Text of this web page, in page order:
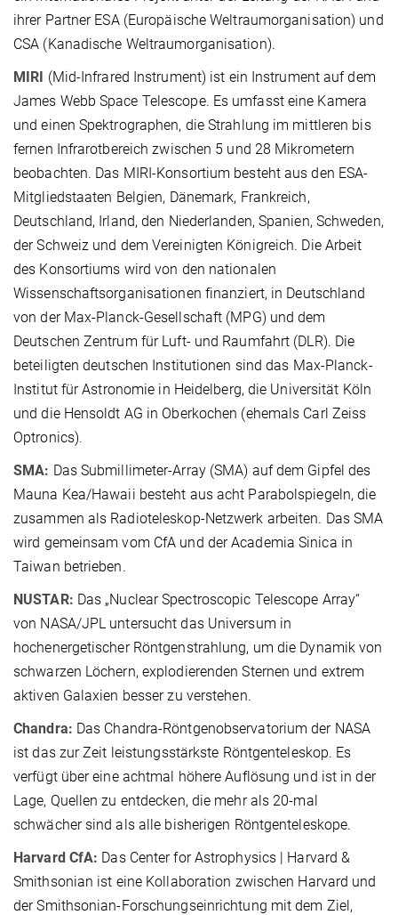
ihrer Partner ESA (Europäische Weltraumorganisation) und
CSA (Kanadische Weltraumorganisation).
MIRI (Mid-Infrared Instrument) ist ein Instrument auf dem
James Webb Space Telescope. Es umfasst eine Kamera
und einen Spektrographen, die Strahlung im mittleren bis
fernen Infrarotbereich zwischen 5 und 28 Mikrometern
beobachten. Das MIRI-Konsortium besteht aus den ESA-
Mitgliedstaaten Belgien, Dänemark, Frankreich,
Deutschland, Irland, den Niederlanden, Spanien, Schweden,
der Schweiz und dem Vereinigten Königreich. Die Arbeit
des Konsortiums wird von den nationalen
Wissenschaftsorganisationen finanziert, in Deutschland
von der Max-Planck-Gesellschaft (MPG) und dem
Deutschen Zentrum für Luft- und Raumfahrt (DLR). Die
beteiligten deutschen Institutionen sind das Max-Planck-
Institut für Astronomie in Heidelberg, die Universität Köln
und die Hensoldt AG in Oberkochen (ehemals Carl Zeiss
Optronics).
SMA: Das Submillimeter-Array (SMA) auf dem Gipfel des
Mauna Kea/Hawaii besteht aus acht Parabolspiegeln, die
zusammen als Radioteleskop-Netzwerk arbeiten. Das SMA
wird gemeinsam vom CfA und der Academia Sinica in
Taiwan betrieben.
NUSTAR: Das „Nuclear Spectroscopic Telescope Array“
von NASA/JPL untersucht das Universum in
hochenergetischer Röntgenstrahlung, um die Dynamik von
schwarzen Löchern, explodierenden Sternen und extrem
aktiven Galaxien besser zu verstehen.
Chandra: Das Chandra-Röntgenobservatorium der NASA
ist das zur Zeit leistungsstärkste Röntgenteleskop. Es
verfügt über eine achtmal höhere Auflösung und ist in der
Lage, Quellen zu entdecken, die mehr als 20-mal
schwächer sind als alle bisherigen Röntgenteleskope.
Harvard CfA: Das Center for Astrophysics | Harvard &
Smithsonian ist eine Kollaboration zwischen Harvard und
der Smithsonian-Forschungseinrichtung mit dem Ziel,